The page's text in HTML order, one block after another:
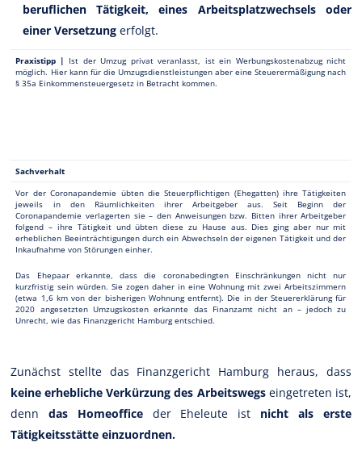
beruflichen Tätigkeit, eines Arbeitsplatzwechsels oder
einer Versetzung erfolgt.
Praxistipp | Ist der Umzug privat veranlasst, ist ein Werbungskostenabzug nicht
möglich. Hier kann für die Umzugsdienstleistungen aber eine Steuerermäßigung nach
§ 35a Einkommensteuergesetz in Betracht kommen.
Sachverhalt
Vor der Coronapandemie übten die Steuerpflichtigen (Ehegatten) ihre Tätigkeiten
jeweils in den Räumlichkeiten ihrer Arbeitgeber aus. Seit Beginn der
Coronapandemie verlagerten sie – den Anweisungen bzw. Bitten ihrer Arbeitgeber
folgend – ihre Tätigkeit und übten diese zu Hause aus. Dies ging aber nur mit
erheblichen Beeinträchtigungen durch ein Abwechseln der eigenen Tätigkeit und der
Inkaufnahme von Störungen einher.
Das Ehepaar erkannte, dass die coronabedingten Einschränkungen nicht nur
kurzfristig sein würden. Sie zogen daher in eine Wohnung mit zwei Arbeitszimmern
(etwa 1,6 km von der bisherigen Wohnung entfernt). Die in der Steuererklärung für
2020 angesetzten Umzugskosten erkannte das Finanzamt nicht an – jedoch zu
Unrecht, wie das Finanzgericht Hamburg entschied.
Zunächst stellte das Finanzgericht Hamburg heraus, dass
keine erhebliche Verkürzung des Arbeitswegseingetreten ist,
denndas Homeoffice der Eheleute ist nicht als erste
Tätigkeitsstätte einzuordnen.